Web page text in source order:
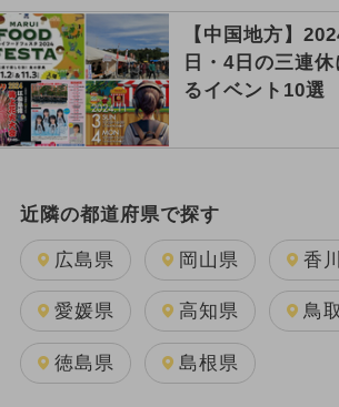
【中国地方】
日・4日の三連
るイベント10選
近隣の都道府県で探す
広島県 岡山県 香
愛媛県 高知県 鳥
徳島県 島根県